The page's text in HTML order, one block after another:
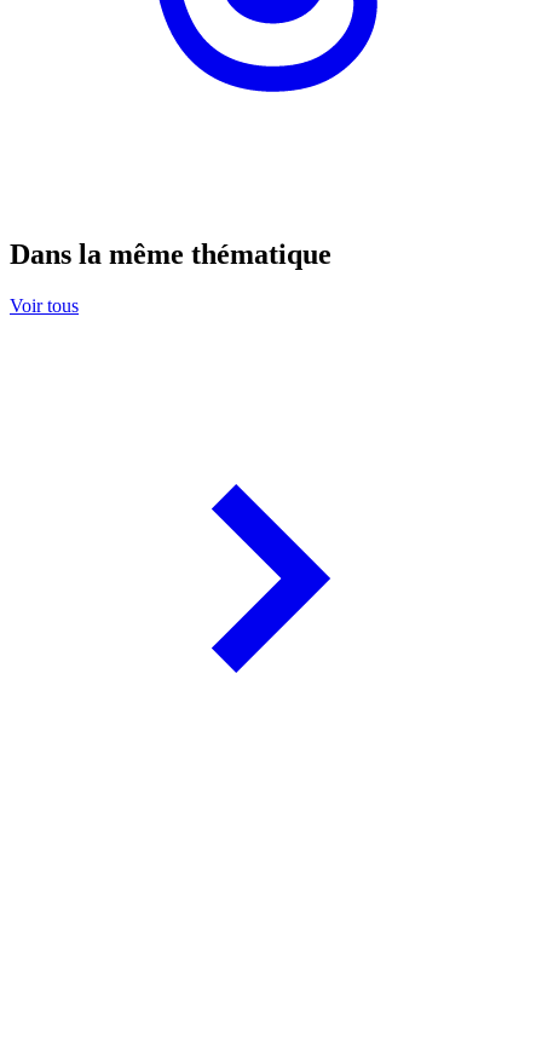
Dans la même thématique
Voir tous